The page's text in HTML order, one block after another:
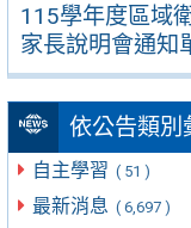
115學年度區域
家長說明會通知
依公告類別
自主學習 ( 51 )
最新消息 ( 6,697 )